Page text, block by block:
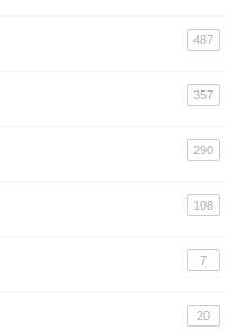
487
357
290
108
7
20